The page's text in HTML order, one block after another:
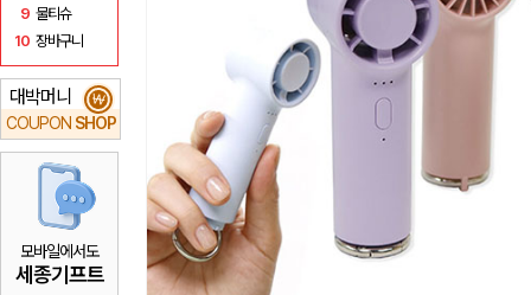
9 물티슈
10 장바구니
대박머니
COUPON SHOP
₩
모바일에서도
세종기프트